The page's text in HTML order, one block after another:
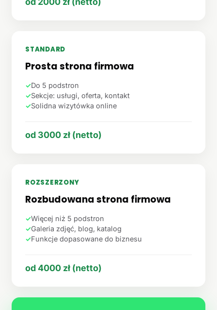
STANDARD
Prosta strona firmowa
✓Do 5 podstron
✓Sekcje: usługi, oferta, kontakt
✓Solidna wizytówka online
od 3000 zł (netto)
ROZSZERZONY
Rozbudowana strona firmowa
✓Więcej niż 5 podstron
✓Galeria zdjęć, blog, katalog
✓Funkcje dopasowane do biznesu
od 4000 zł (netto)